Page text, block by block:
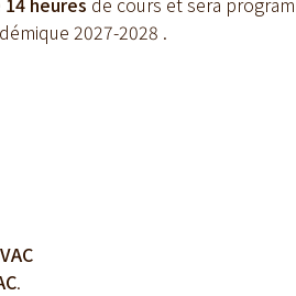
2027-2028 .
.